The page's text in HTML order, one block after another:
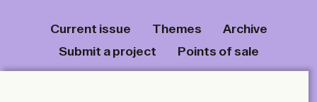
Current issue Themes
Archive
Submit a project
Points of sale